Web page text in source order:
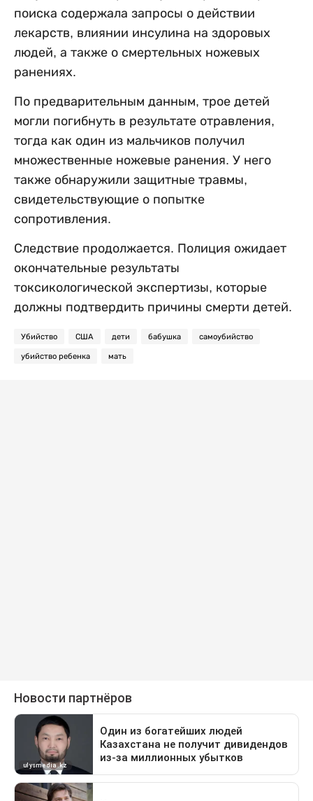
поиска содержала запросы о действии
лекарств, влиянии инсулина на здоровых
людей, а также о смертельных ножевых
ранениях.
По предварительным данным, трое детей
могли погибнуть в результате отравления,
тогда как один из мальчиков получил
множественные ножевые ранения. У него
также обнаружили защитные травмы,
свидетельствующие о попытке
сопротивления.
Следствие продолжается. Полиция ожидает
окончательные результаты
токсикологической экспертизы, которые
должны подтвердить причины смерти детей.
Убийство США дети бабушка самоубийство
убийство ребенка мать